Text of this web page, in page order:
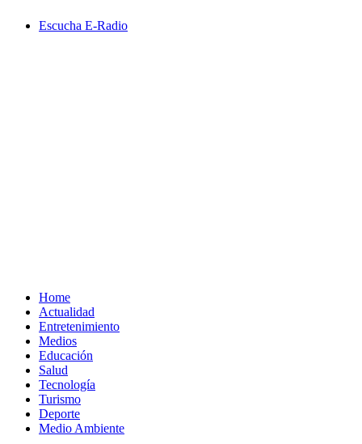
Escucha E-Radio
Home
Actualidad
Entretenimiento
Medios
Educación
Salud
Tecnología
Turismo
Deporte
Medio Ambiente